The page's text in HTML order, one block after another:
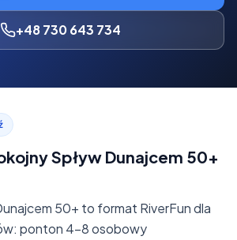
+48 730 643 734
Spływ Dunajcem 50+
50+ to format RiverFun dla
ponton 4-8 osobowy